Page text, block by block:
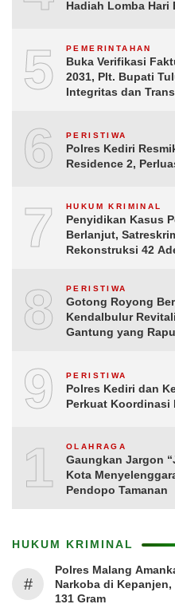
Hadiah Lomba Hari
5 PEMERINTAHAN
Buka Verifikasi
2031, Plt. Bupati
Integritas dan
6 PERISTIWA
Polres Kediri
Residence 2,
7 HUKUM KRIMINAL
Penyidikan Kasus
Berlanjut,
Rekonstruksi 42
8 PERISTIWA
Gotong Royong
Kendalbulur
Gantung yang
9 PERISTIWA
Polres Kediri dan
Perkuat Koordinasi
10OLAHRAGA
Gaungkan Jargon
Kota
Pendopo Tamanan
HUKUM KRIMINAL
#
Polres Malang
Narkoba di Kepanjen,
131 Gram